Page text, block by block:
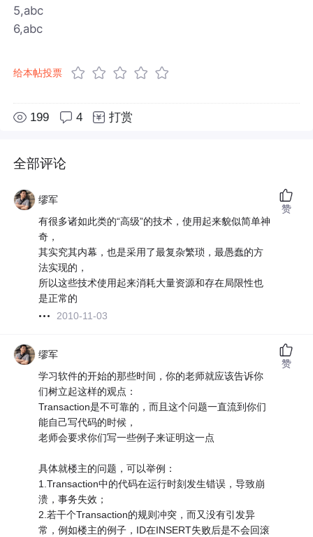
5,abc
6,abc
给本帖投票
199 4 打赏
全部评论
缪军
有很多诸如此类的“高级”的技术，使用起来貌似简单神
奇，
其实究其内幕，也是采用了最复杂繁琐，最愚蠢的方
法实现的，
所以这些技术使用起来消耗大量资源和存在局限性也
是正常的
2010-11-03
赞
缪军
学习软件的开始的那些时间，你的老师就应该告诉你
们树立起这样的观点：
Transaction是不可靠的，而且这个问题一直流到你们
能自己写代码的时候，
老师会要求你们写一些例子来证明这一点
具体就楼主的问题，可以举例：
1.Transaction中的代码在运行时刻发生错误，导致崩
溃，事务失效；
2.若干个Transaction的规则冲突，而又没有引发异
常，例如楼主的例子，ID在INSERT失败后是不会回滚
赞